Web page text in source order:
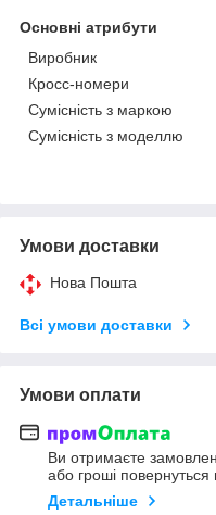
Основні атрибути
Виробник
Кросс-номери
Сумісність з маркою
Сумісність з моделлю
Умови доставки
Нова Пошта
Всі умови доставки
Умови оплати
Ви отримаєте
або гроші повернуться
Детальніше